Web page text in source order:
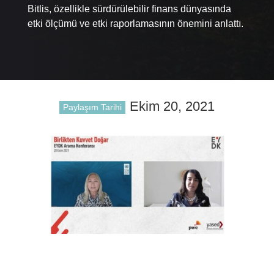
Bitlis, özellikle sürdürülebilir finans dünyasında
etki ölçümü ve etki raporlamasının önemini anlattı.
Paylaşım Tarihi Ekim 20, 2021